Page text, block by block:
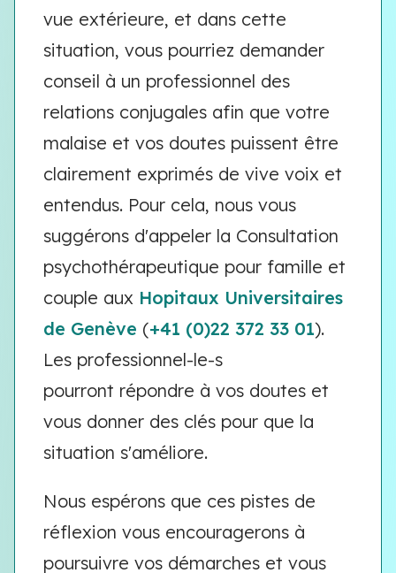
vue extérieure, et dans cette
situation, vous pourriez demander
conseil à un professionnel des
relations conjugales afin que votre
malaise et vos doutes puissent être
clairement exprimés de vive voix et
entendus. Pour cela, nous vous
suggérons d'appeler la Consultation
psychothérapeutique pour famille et
couple aux Hopitaux Universitaires
de Genève (+41 (0)22 372 33 01).
Les professionnel-le-s
pourront répondre à vos doutes et
vous donner des clés pour que la
situation s'améliore.
Nous espérons que ces pistes de
réflexion vous encouragerons à
poursuivre vos démarches et vous